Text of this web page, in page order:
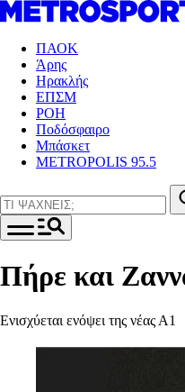
ΠΑΟΚ
Άρης
Ηρακλής
ΕΠΣΜ
ΡΟΗ
Ποδόσφαιρο
Μπάσκετ
METROPOLIS 95.5
Πήρε και
Ενισχύεται ενόψει της νέας Α1